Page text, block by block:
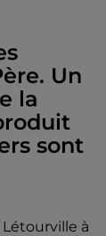
Un
la
sont
à